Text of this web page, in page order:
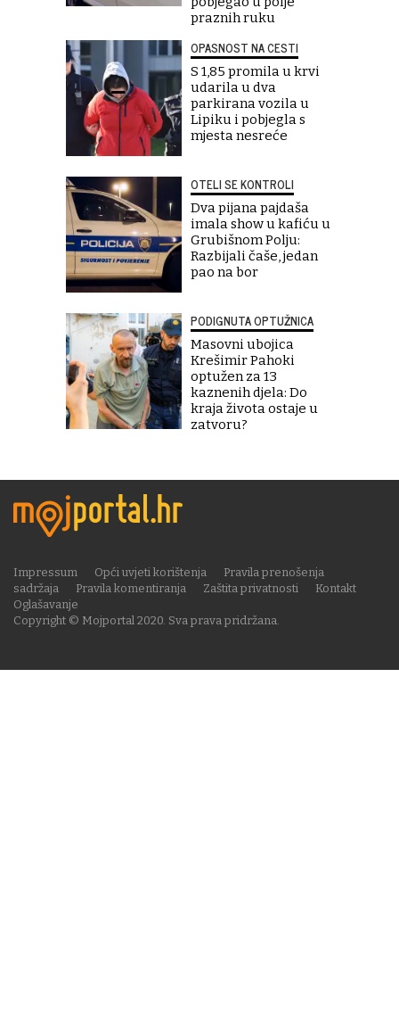
praznih ruku
OPASNOST NA CESTI
S 1,85 promila u krvi
udarila u dva
parkirana vozila u
Lipiku i pobjegla s
mjesta nesreće
OTELI SE KONTROLI
Dva pijana pajdaša
imala show u kafiću u
Grubišnom Polju:
Razbijali čaše, jedan
pao na bor
PODIGNUTA OPTUŽNICA
Masovni ubojica
Krešimir Pahoki
optužen za 13
kaznenih djela: Do
kraja života ostaje u
zatvoru?
Copyright © Mojportal 2020. Sva prava pridržana.
Impressum Opći uvjeti korištenja
Pravila prenošenja
sadržaja
Pravila komentiranja Zaštita privatnosti
Kontakt
Oglašavanje